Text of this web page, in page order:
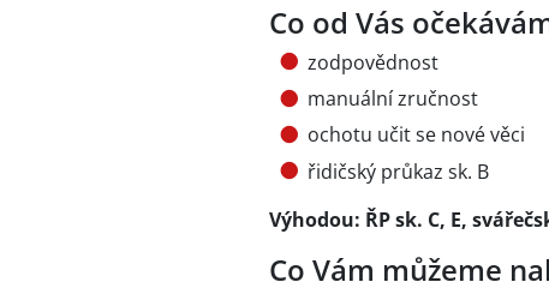
Co od Vás
zodpovědnost
manuální zručnost
ochotu učit se nové věci
řidičský průkaz sk. B
Výhodou: ŘP sk. C, E,
Co Vám můžeme